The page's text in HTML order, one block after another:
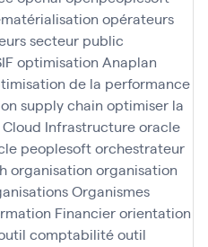
opérateurs
secteur public
optimisation Anaplan
de la performance
supply chain optimiser la
Infrastructureoracle
peoplesoftorchestrateur
organisation organisation
Organismes
Financierorientation
comptabilitéoutil